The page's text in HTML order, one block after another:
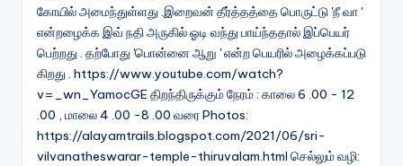
கோயில் அமைந்துள்ளது .இறைவன் தீர்த்தத்தை பொருட்டு 'நீ வா '
என்றழைக்க இவ் நதி அருகில் ஓடி வந்து பாய்ந்ததால் இப்பெயர்
பெற்றது . தற்போது 'பொன்னை ஆறு ' என்ற பெயரில் அழைக்கப்படு
கிறது . https://www.youtube.com/watch?
v=_wn_YamocGE திறந்திருக்கும் நேரம் : காலை 6 .00 - 12
.00 , மாலை 4 .00 -8 .00 வரை Photos:
https://alayamtrails.blogspot.com/2021/06/sri-
vilvanatheswarar-temple-thiruvalam.html செல்லும் வழி: